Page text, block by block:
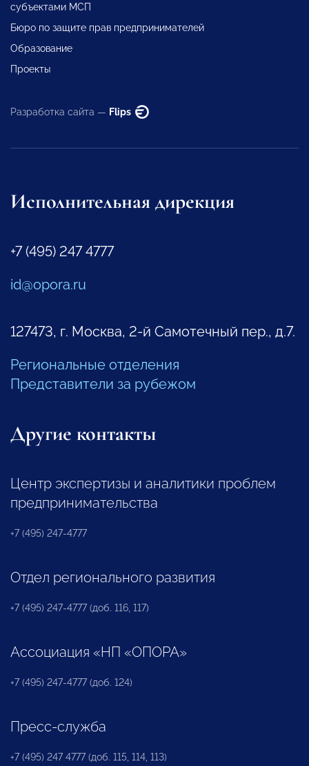
субъектами МСП
Бюро по защите прав предпринимателей
Образование
Проекты
Разработка сайта — Flips
Исполнительная дирекция
+7 (495) 247 4777
id@opora.ru
127473, г. Москва, 2-й Самотечный пер., д.7.
Региональные отделения
Представители за рубежом
Другие контакты
Центр экспертизы и аналитики проблем
предпринимательства
+7 (495) 247-4777
Отдел регионального развития
+7 (495) 247-4777 (доб. 116, 117)
Ассоциация «НП «ОПОРА»
+7 (495) 247-4777 (доб. 124)
Пресс-служба
+7 (495) 247 4777 (доб. 115, 114, 113)